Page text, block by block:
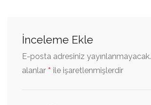
İnceleme Ekle
E-posta adresiniz yayınlanmayacak.
alanlar * ile işaretlenmişlerdir